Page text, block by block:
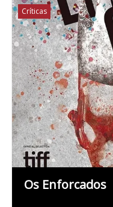
Críticas
Os Enforcados